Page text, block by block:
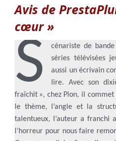
Avis de
cœur »
S
cénariste de
séries télévisées
aussi un écrivain
lire. Avec son
fraîchit », chez Plon, il
le thème, l’angle et la
talentueux, l’auteur a franchi
l’horreur pour nous faire